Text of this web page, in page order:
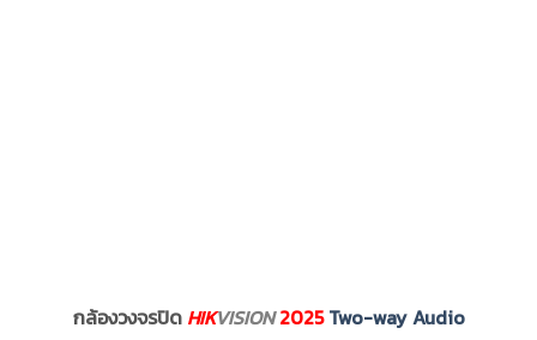
กล้องวงจรปิด HIKVISION 2025 Two-way Audio